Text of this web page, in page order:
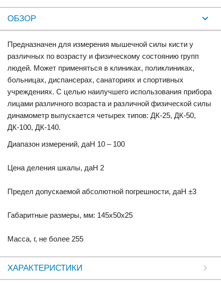
ОБЗОР
Предназначен для измерения мышечной силы кисти у
различных по возрасту и физическому состоянию групп
людей. Может применяться в клиниках, поликлиниках,
больницах, диспансерах, санаториях и спортивных
учреждениях. С целью наилучшего использования прибора
лицами различного возраста и различной физической силы
динамометр выпускается четырех типов: ДК-25, ДК-50,
ДК-100, ДК-140.
Диапазон измерений, даН 10 – 100
Цена деления шкалы, даН 2
Предел допускаемой абсолютной погрешности, даН ±3
Габаритные размеры, мм: 145х50х25
Масса, г, не более 255
ХАРАКТЕРИСТИКИ